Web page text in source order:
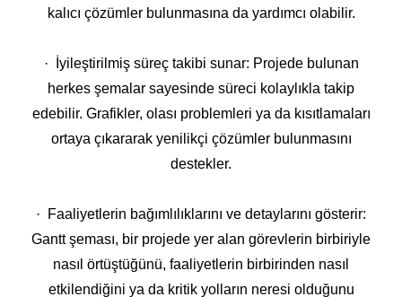
kalıcı çözümler bulunmasına da yardımcı olabilir.
· İyileştirilmiş süreç takibi sunar: Projede bulunan
herkes şemalar sayesinde süreci kolaylıkla takip
edebilir. Grafikler, olası problemleri ya da kısıtlamaları
ortaya çıkararak yenilikçi çözümler bulunmasını
destekler.
· Faaliyetlerin bağımlılıklarını ve detaylarını gösterir:
Gantt şeması, bir projede yer alan görevlerin birbiriyle
nasıl örtüştüğünü, faaliyetlerin birbirinden nasıl
etkilendiğini ya da kritik yolların neresi olduğunu